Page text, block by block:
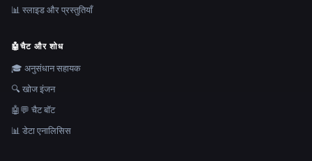
📊 स्लाइड और प्रस्तुतियाँ
🤖चैट और शोध
🎓 अनुसंधान सहायक
🔍 खोज इंजन
🤖💬 चैट बॉट
📊 डेटा एनालिसिस